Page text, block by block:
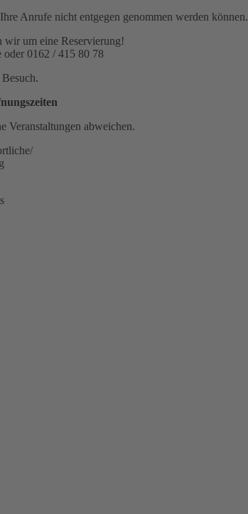
Anrufe nicht entgegen genommen werden können.
wir um eine Reservierung!
oder 0162 / 415 80 78
Veranstaltungen abweichen.